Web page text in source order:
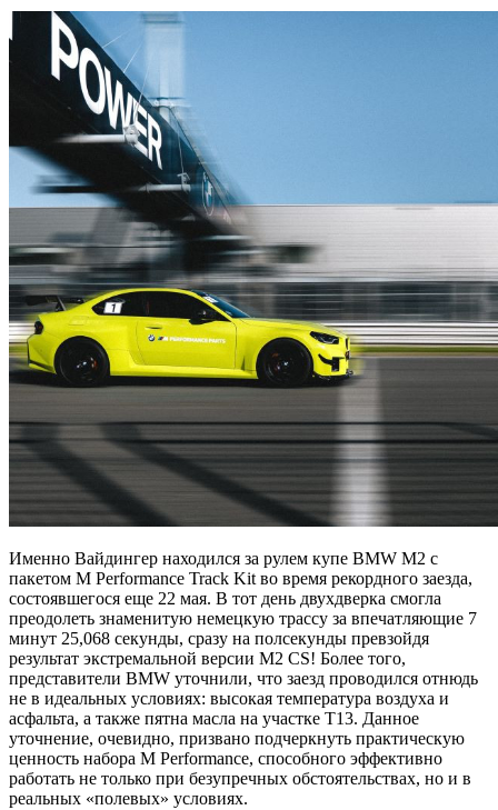
Именно Вайдингер находился за рулем купе BMW M2 с
пакетом M Performance Track Kit во время рекордного заезда,
состоявшегося еще 22 мая. В тот день двухдверка смогла
преодолеть знаменитую немецкую трассу за впечатляющие 7
минут 25,068 секунды, сразу на полсекунды превзойдя
результат экстремальной версии M2 CS! Более того,
представители BMW уточнили, что заезд проводился отнюдь
не в идеальных условиях: высокая температура воздуха и
асфальта, а также пятна масла на участке T13. Данное
уточнение, очевидно, призвано подчеркнуть практическую
ценность набора M Performance, способного эффективно
работать не только при безупречных обстоятельствах, но и в
реальных «полевых» условиях.